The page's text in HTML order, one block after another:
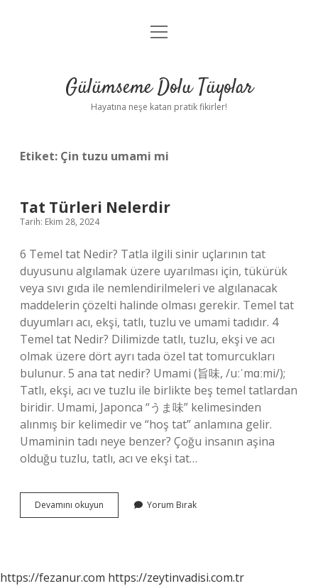
Anasayfa
Yasal Uyarı
menüyü
Gülümseme Dolu Tüyolar
Hayatına neşe katan pratik fikirler!
Etiket: Çin tuzu umami mi
Tat Türleri Nelerdir
Tarih: Ekim 28, 2024
6 Temel tat Nedir? Tatla ilgili sinir uçlarının tat
duyusunu algılamak üzere uyarılması için, tükürük
veya sıvı gıda ile nemlendirilmeleri ve algılanacak
maddelerin çözelti halinde olması gerekir. Temel tat
duyumları acı, ekşi, tatlı, tuzlu ve umami tadıdır. 4
Temel tat Nedir? Dilimizde tatlı, tuzlu, ekşi ve acı
olmak üzere dört ayrı tada özel tat tomurcukları
bulunur. 5 ana tat nedir? Umami (旨味, /uːˈmɑːmi/);
Tatlı, ekşi, acı ve tuzlu ile birlikte beş temel tatlardan
biridir. Umami, Japonca “うま味” kelimesinden
alınmış bir kelimedir ve “hoş tat” anlamına gelir.
Umaminin tadı neye benzer? Çoğu insanın aşina
olduğu tuzlu, tatlı, acı ve ekşi tat…
Devamını okuyun
Türleri
Yorum Bırak
https://fezanur.com https://zeytinvadisi.com.tr